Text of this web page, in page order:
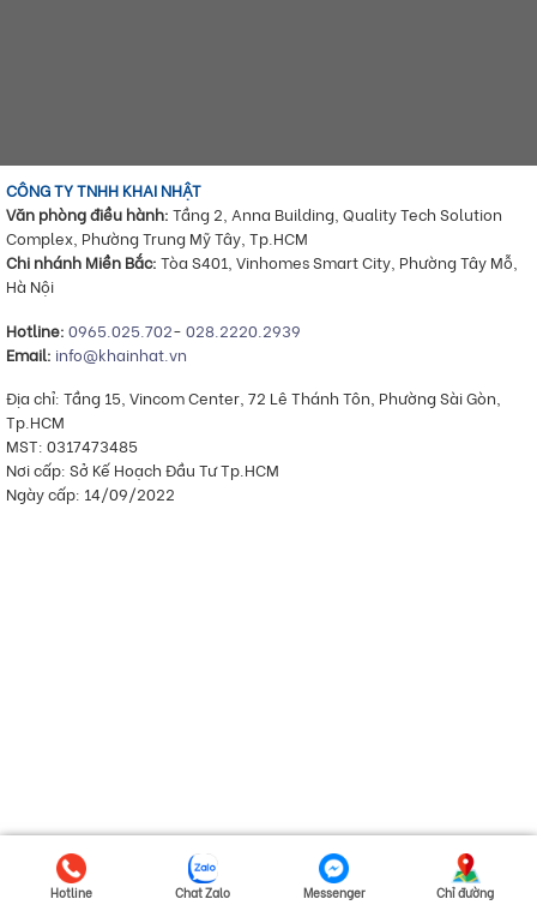
CÔNG TY TNHH KHAI NHẬT
Văn phòng điều hành: Tầng 2, Anna Building, Quality Tech Solution
Complex, Phường Trung Mỹ Tây, Tp.HCM
Chi nhánh Miền Bắc: Tòa S401, Vinhomes Smart City, Phường Tây Mỗ,
Hà Nội
Hotline: 0965.025.702- 028.2220.2939
Email: info@khainhat.vn
Địa chỉ: Tầng 15, Vincom Center, 72 Lê Thánh Tôn, Phường Sài Gòn,
Tp.HCM
MST: 0317473485
Nơi cấp: Sở Kế Hoạch Đầu Tư Tp.HCM
Ngày cấp: 14/09/2022
Hotline Chat Zalo Messenger Chỉ đường